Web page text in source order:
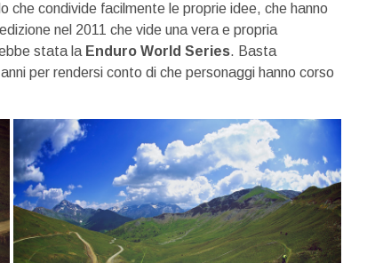
condivide facilmente le proprie idee, che hanno
nel 2011 che vide una vera e propria
stata la Enduro World Series. Basta
per rendersi conto di che personaggi hanno corso